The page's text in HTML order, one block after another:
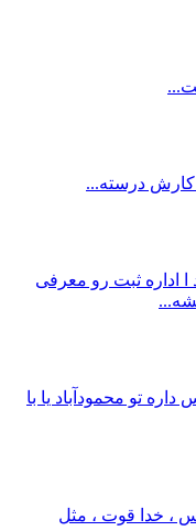
کارش درسته...
اداره ثبت‌ رو معرفی
داره تو محمودآباد یا با
، خدا قوت ، مثل